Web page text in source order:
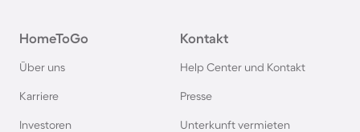
HomeToGo
Über uns
Karriere
Investoren
Kontakt
Help Center und Kontakt
Presse
Unterkunft vermieten